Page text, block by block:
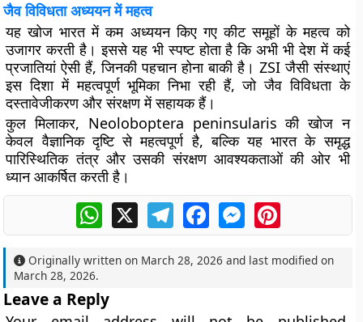
जैव विविधता अध्ययन में महत्व
यह खोज भारत में कम अध्ययन किए गए कीट समूहों के महत्व को
उजागर करती है। इससे यह भी स्पष्ट होता है कि अभी भी देश में कई
प्रजातियां ऐसी हैं, जिनकी पहचान होना बाकी है। ZSI जैसी संस्थाएं
इस दिशा में महत्वपूर्ण भूमिका निभा रही हैं, जो जैव विविधता के
दस्तावेजीकरण और संरक्षण में सहायक हैं।
कुल मिलाकर, Neoloboptera peninsularis की खोज न
केवल वैज्ञानिक दृष्टि से महत्वपूर्ण है, बल्कि यह भारत के समृद्ध
पारिस्थितिक तंत्र और उसकी संरक्षण आवश्यकताओं की ओर भी
ध्यान आकर्षित करती है।
WhatsApp
X TelegramFacebookMessengerPinterest
Originally written on March 28, 2026 and last modified on
March 28, 2026.
Leave a Reply